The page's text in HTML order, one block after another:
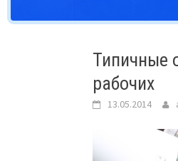
Типичные
рабочих
13.05.2014